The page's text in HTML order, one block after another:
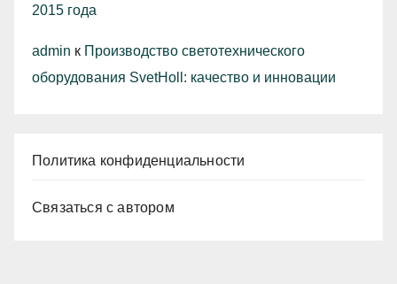
2015 года
admin к Производство светотехнического
оборудования SvetHoll: качество и инновации
Политика конфиденциальности
Связаться с автором